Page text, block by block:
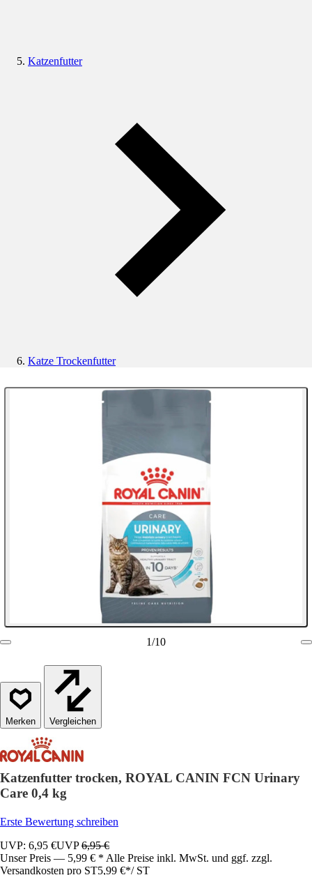
Katzenfutter
Katze Trockenfutter
1/10
Vergleichen
Katzenfutter trocken, ROYAL CANIN FCN Urinary
Care 0,4 kg
Erste Bewertung schreiben
UVP: 6,95 €UVP6,95 €
Unser Preis — 5,99 € * Alle Preise inkl. MwSt. und ggf. zzgl.
Versandkosten pro ST5,99 €*/ ST